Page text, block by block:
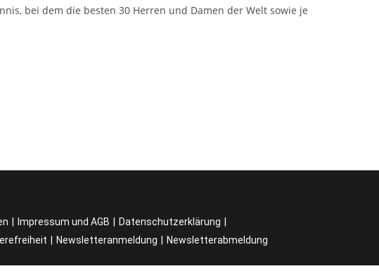
bei dem die besten 30 Herren und Damen der Welt sowie je
Impressum und AGB
Datenschutzerklärung
Newsletteranmeldung Newsletterabmeldung